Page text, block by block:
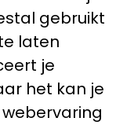
gebruikt
laten
je
het kan je